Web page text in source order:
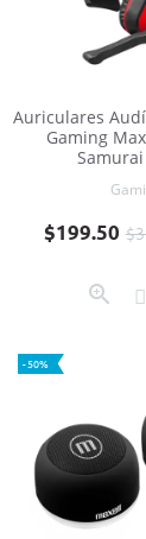
Auriculares
Gaming
Precio base
Precio
$199.50
-50%